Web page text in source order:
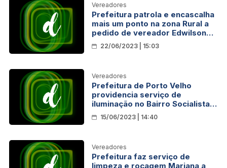
Vereadores
Prefeitura patrola e encascalha
mais um ponto na zona Rural a
pedido de vereador Edwilson
Negreiros
22/06/2023 | 15:03
Vereadores
Prefeitura de Porto Velho
providencia serviço de
iluminação no Bairro Socialista
após pedido de Edwilson
Negreiros
15/06/2023 | 14:40
Vereadores
Prefeitura faz serviço de
limpeza e roçagem Mariana a